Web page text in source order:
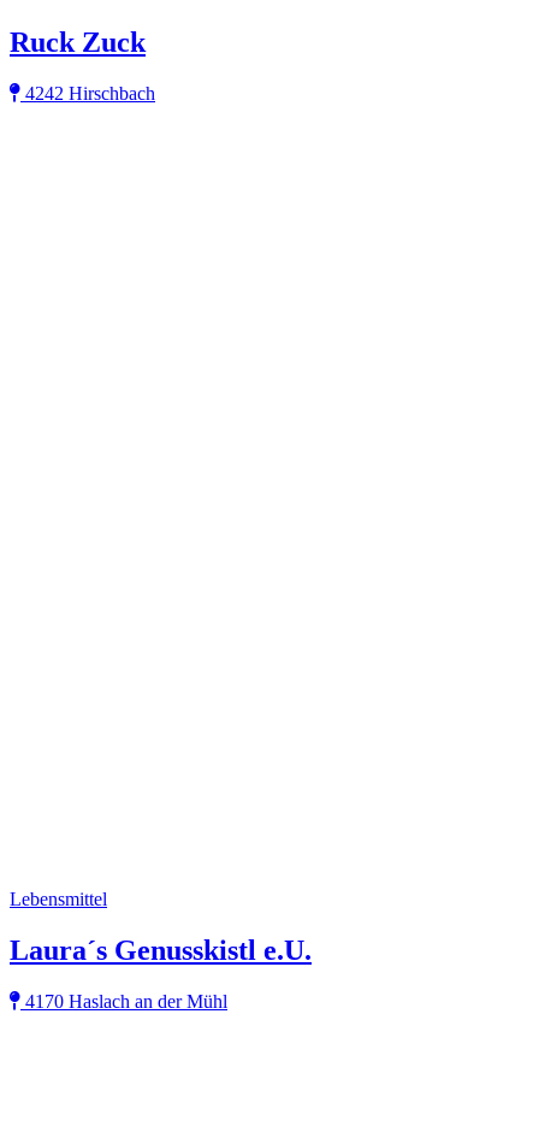
Ruck Zuck
4242 Hirschbach
Lebensmittel
Laura´s Genusskistl e.U.
4170 Haslach an der Mühl